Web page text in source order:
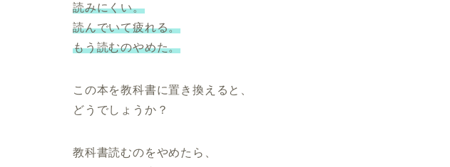
読みにくい。
読んでいて疲れる。
もう読むのやめた。
この本を教科書に置き換えると、
どうでしょうか？
教科書読むのをやめたら、